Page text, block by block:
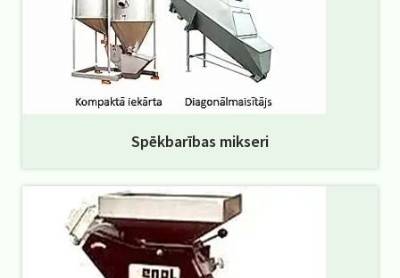
Spēkbarības mikseri